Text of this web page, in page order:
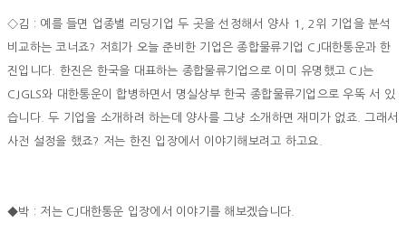
◇김 : 예를 들면 업종별 리딩기업 두 곳을 선정해서 양사 1, 2위 기업을 분석
비교하는 코너죠? 저희가 오늘 준비한 기업은 종합물류기업 CJ대한통운과 한
진입니다. 한진은 한국을 대표하는 종합물류기업으로 이미 유명했고 CJ는
CJGLS와 대한통운이 합병하면서 명실상부 한국 종합물류기업으로 우뚝 서 있
습니다. 두 기업을 소개하려 하는데 양사를 그냥 소개하면 재미가 없죠. 그래서
사전 설정을 했죠? 저는 한진 입장에서 이야기해보려고 하고요.
◆박 : 저는 CJ대한통운 입장에서 이야기를 해보겠습니다.